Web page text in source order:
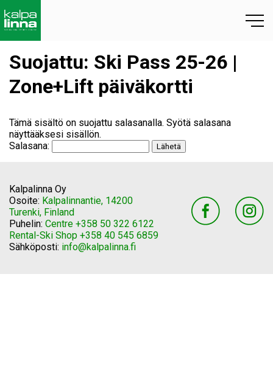
Suojattu: Ski Pass 25-26 |
Zone+Lift päiväkortti
Tämä sisältö on suojattu salasanalla. Syötä salasana
näyttääksesi sisällön.
Salasana:
Kalpalinna Oy
Osoite: Kalpalinnantie, 14200
Turenki, Finland
Puhelin: Centre +358 50 322 6122
Rental-Ski Shop +358 40 545 6859
Sähköposti: info@kalpalinna.fi